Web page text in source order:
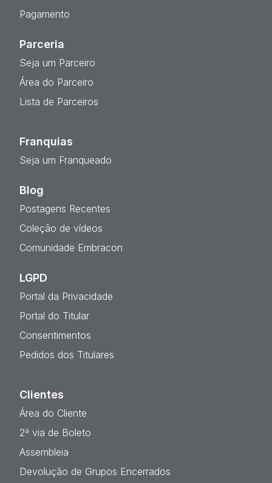
Pagamento
Parceria
Seja um Parceiro
Área do Parceiro
Lista de Parceiros
Franquias
Seja um Franqueado
Blog
Postagens Recentes
Coleção de vídeos
Comunidade Embracon
LGPD
Portal da Privacidade
Portal do Titular
Consentimentos
Pedidos dos Titulares
Clientes
Área do Cliente
2ª via de Boleto
Assembleia
Devolução de Grupos Encerrados